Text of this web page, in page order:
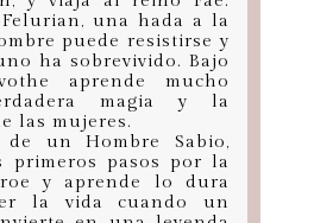
una hada a la
puede resistirse y
ha sobrevivido. Bajo
aprende mucho
magia y la
las mujeres.
un Hombre Sabio,
primeros pasos por la
y aprende lo dura
la vida cuando un